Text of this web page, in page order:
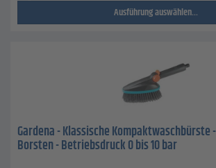
Ausführung auswählen...
Gardena - Klassische Kompaktwaschbürste
Borsten - Betriebsdruck 0 bis 10 bar